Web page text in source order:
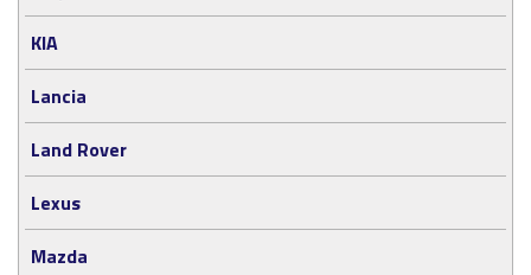
KIA
Lancia
Land Rover
Lexus
Mazda